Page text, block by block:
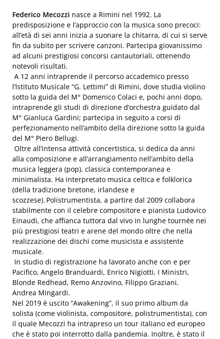
Federico Mecozzi nasce a Rimini nel 1992. La
predisposizione e l’approccio con la musica sono precoci:
all’età di sei anni inizia a suonare la chitarra, di cui si serve
fin da subito per scrivere canzoni. Partecipa giovanissimo
ad alcuni prestigiosi concorsi cantautoriali, ottenendo
notevoli risultati.
A 12 anni intraprende il percorso accademico presso
l’Istituto Musicale “G. Lettimi” di Rimini, dove studia violino
sotto la guida del M° Domenico Colaci e, pochi anni dopo,
intraprende gli studi di direzione d’orchestra guidato dal
M° Gianluca Gardini; partecipa in seguito a corsi di
perfezionamento nell’ambito della direzione sotto la guida
del M° Piero Bellugi.
Oltre all’intensa attività concertistica, si dedica da anni
alla composizione e all’arrangiamento nell’ambito della
musica leggera (pop), classica contemporanea e
minimalista. Ha interpretato musica celtica e folklorica
(della tradizione bretone, irlandese e
scozzese). Polistrumentista, a partire dal 2009 collabora
stabilmente con il celebre compositore e pianista Ludovico
Einaudi, che affianca tuttora dal vivo in lunghe tournée nei
più prestigiosi teatri e arene del mondo oltre che nella
realizzazione dei dischi come musicista e assistente
musicale.
In studio di registrazione ha lavorato anche con e per
Pacifico, Angelo Branduardi, Enrico Nigiotti, I Ministri,
Blonde Redhead, Remo Anzovino, Filippo Graziani,
Andrea Mingardi.
Nel 2019 è uscito “Awakening”, il suo primo album da
solista (come violinista, compositore, polistrumentista), con
il quale Mecozzi ha intrapreso un tour italiano ed europeo
che è stato poi interrotto dalla pandemia. Inoltre, è stato il